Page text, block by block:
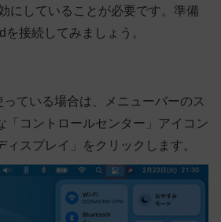
にしていることが必要です。準備
接続してみましょう。
ている場合は、メニューバーのス
「コントロールセンター」アイコン
ィスプレイ」をクリックします。